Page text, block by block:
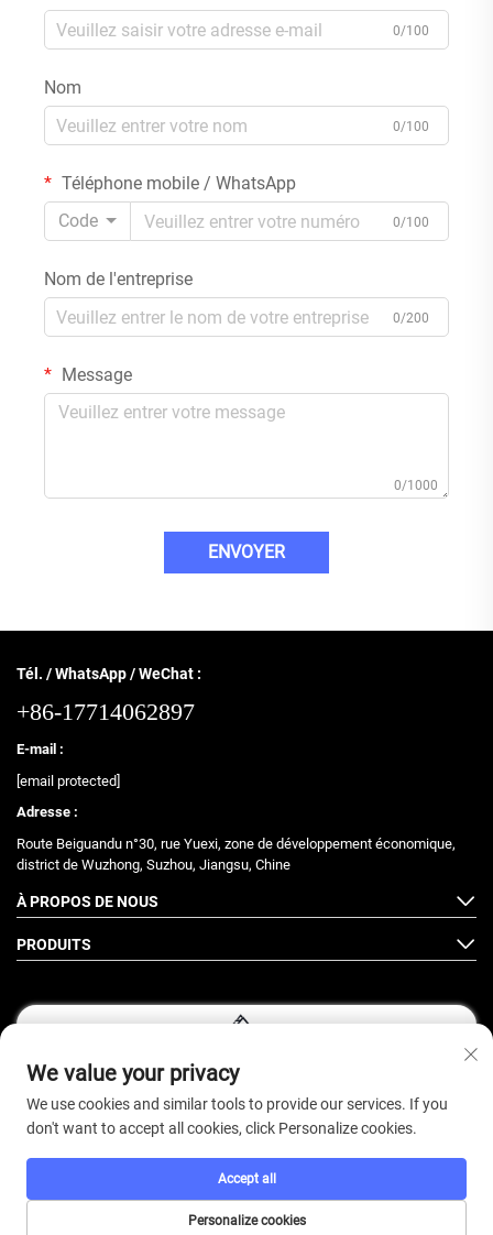
0/100
Nom
0/100
Téléphone mobile / WhatsApp
Code
0/100
Nom de l'entreprise
0/200
Message
0/1000
ENVOYER
Tél. / WhatsApp / WeChat :
+86-17714062897
E-mail :
[email protected]
Adresse :
Route Beiguandu n°30, rue Yuexi, zone de développement économique,
district de Wuzhong, Suzhou, Jiangsu, Chine
À PROPOS DE NOUS
PRODUITS
Suivez-nous
Copyright © 2026 ZhongJian Fitness. Tous droits réservés. -
Politique De
Confidentialité
We value your privacy
We use cookies and similar tools to provide our services. If you
don't want to accept all cookies, click Personalize cookies.
Personalize cookies
Accept all